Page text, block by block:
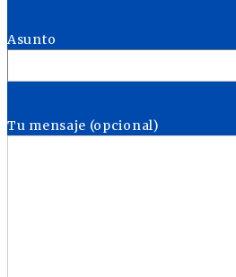
Asunto
Tu mensaje (opcional)